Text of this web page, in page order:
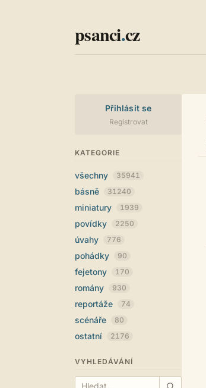
psanci.cz
Přihlásit se
Registrovat
KATEGORIE
všechny 35941
básně 31240
miniatury 1939
povídky 2250
úvahy 776
pohádky 90
fejetony 170
romány 930
reportáže 74
scénáře 80
ostatní 2176
VYHLEDÁVÁNÍ